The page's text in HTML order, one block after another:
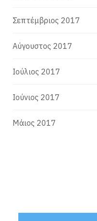
Σεπτέμβριος 2017
Αύγουστος 2017
Ιούλιος 2017
Ιούνιος 2017
Μάιος 2017